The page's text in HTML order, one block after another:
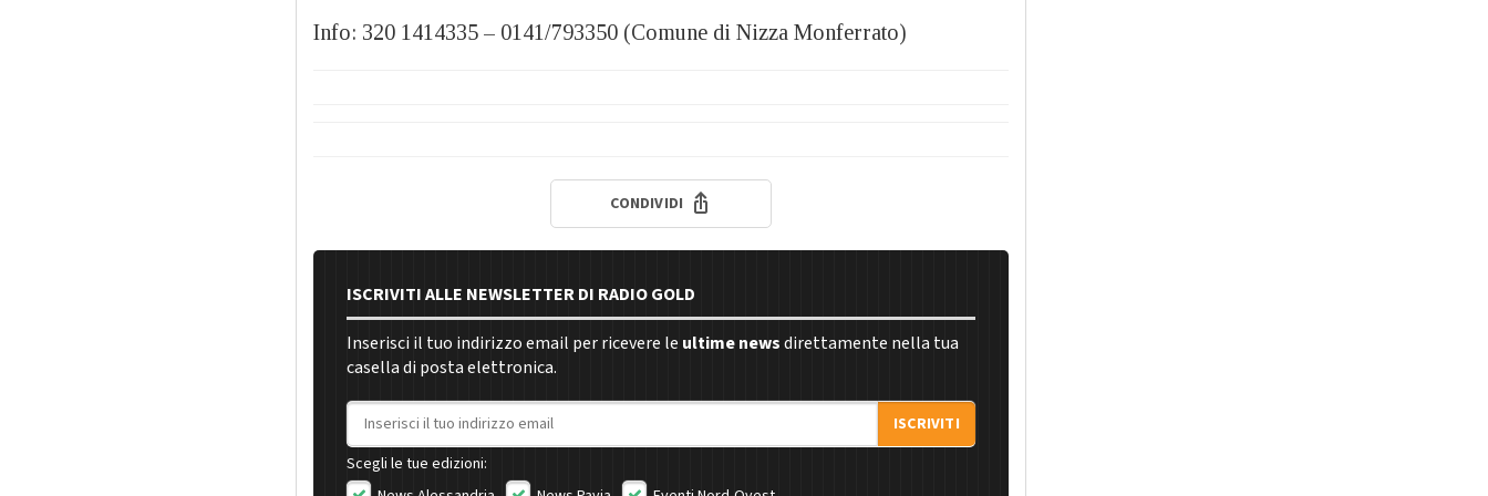
Info: 320 1414335 – 0141/793350 (Comune di Nizza Monferrato)
CONDIVIDI
ISCRIVITI ALLE NEWSLETTER DI RADIO GOLD
Inserisci il tuo indirizzo email per ricevere le ultime newsdirettamente nella tua
casella di posta elettronica.
Indirizzo email
ISCRIVITI
Scegli le tue edizioni: